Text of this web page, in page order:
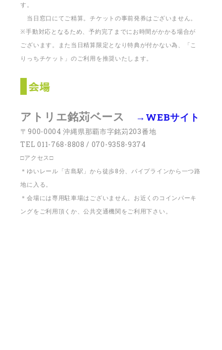
す。
当日窓口にてご精算。チケットの事前発券はございません。
※手動対応となるため、予約完了までにお時間がかかる場合が
ございます。また当日精算限定となり特典が付かない為、「こ
りっちチケット」のご利用を推奨いたします。
アトリエ銘苅ベース →WEBサイト
〒900-0004 沖縄県那覇市字銘苅203番地
TEL 011-768-8808 / 070-9358-9374
□アクセス□
＊ゆいレール「古島駅」から徒歩8分、パイプラインから一つ路
地に入る。
＊会場には専用駐車場はございません。お近くのコインパーキ
ングをご利用頂くか、公共交通機関をご利用下さい。